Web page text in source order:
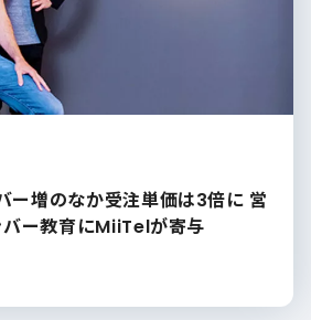
ー増のなか受注単価は3倍に 営
ー教育にMiiTelが寄与